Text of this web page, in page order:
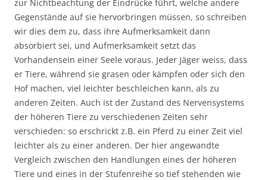
zur Nichtbeachtung der Eindrücke führt, welche andere
Gegenstände auf sie hervorbringen müssen, so schreiben
wir dies dem zu, dass ihre Aufmerksamkeit dann
absorbiert sei, und Aufmerksamkeit setzt das
Vorhandensein einer Seele voraus. Jeder Jäger weiss, dass
er Tiere, während sie grasen oder kämpfen oder sich den
Hof machen, viel leichter beschleichen kann, als zu
anderen Zeiten. Auch ist der Zustand des Nervensystems
der höheren Tiere zu verschiedenen Zeiten sehr
verschieden: so erschrickt z.B. ein Pferd zu einer Zeit viel
leichter als zu einer anderen. Der hier angewandte
Vergleich zwischen den Handlungen eines der höheren
Tiere und eines in der Stufenreihe so tief stehenden wie